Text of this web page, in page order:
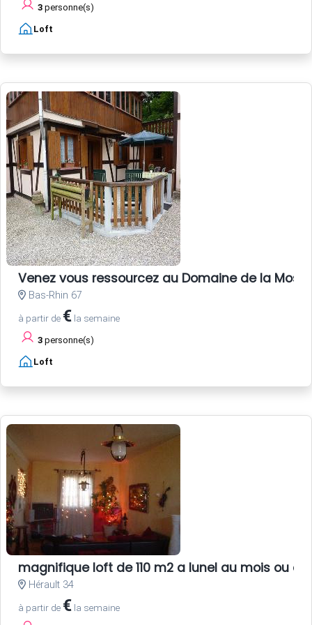
3 personne(s)
Loft
Venez vous ressourcez au Domaine de la
Bas-Rhin 67
à partir de € la semaine
3 personne(s)
Loft
magnifique loft de 110 m2 a lunel au mois ou
Hérault 34
à partir de € la semaine